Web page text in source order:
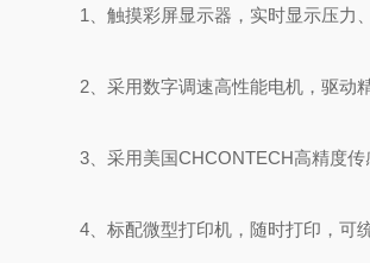
1、触摸彩屏显示器，实时显示压力
2、采用数字调速高性能电机，驱动
3、采用美国CHCONTECH高精度传
4、标配微型打印机，随时打印，可